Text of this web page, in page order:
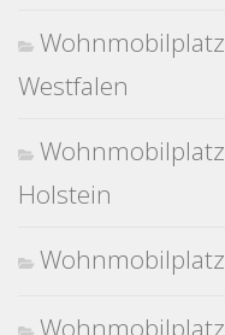
Westfalen
Holstein